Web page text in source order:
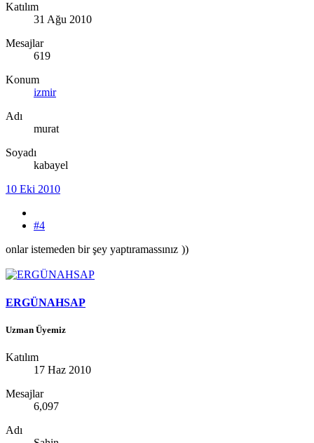
Katılım
31 Ağu 2010
Mesajlar
619
Konum
izmir
Adı
murat
Soyadı
kabayel
10 Eki 2010
#4
onlar istemeden bir şey yaptıramassınız ))
ERGÜNAHSAP
Uzman Üyemiz
Katılım
17 Haz 2010
Mesajlar
6,097
Adı